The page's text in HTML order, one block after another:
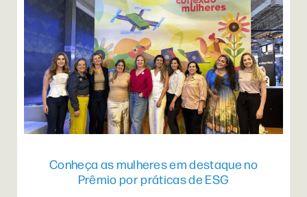
Conheça as mulheres em destaque no
Prêmio por práticas de ESG